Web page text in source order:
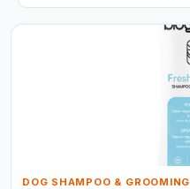
DOG SHAMPOO & GROOMING